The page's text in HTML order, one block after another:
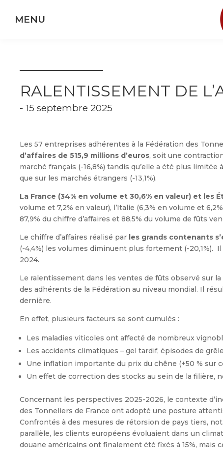
RALENTISSEMENT DE
- 15 septembre 2025
Les 57 entreprises adhérentes à la Fédération des
d’affaires de 515,9 millions d’euros, soit une
marché français (-16,8%) tandis qu’elle a été plus
que sur les marchés étrangers (-13,1%).
La France (34% en volume et 30,6% en valeur) et les
volume et 7,2% en valeur), l’Italie (6,3% en volume et
87,9% du chiffre d’affaires et 88,5% du volume de fûts
Le chiffre d’affaires réalisé par les grands contenants
(-4,4%) les volumes diminuent plus fortement (-20,1%).
2024.
Le ralentissement dans les ventes de fûts observé sur
des adhérents de la Fédération au niveau mondial. Il
dernière.
En effet, plusieurs facteurs se sont cumulés :
Les maladies viticoles ont affecté de nombreux
Les accidents climatiques – gel tardif, épisodes de
Une inflation importante du prix du chêne (+50 % sur
Un effet de correction des stocks au sein de la filière,
Concernant les perspectives 2025-2026, le contexte
des Tonneliers de France ont adopté une posture
Confrontés à des mesures de rétorsion de pays tiers,
parallèle, les clients européens évoluaient dans un
douane américains ont finalement été fixés à 15%, mais